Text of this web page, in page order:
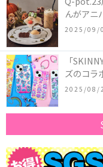
んがアニ
ーキアク
「かぼ
2025/09/
「
ズのコラ
作コレク
2025/08/